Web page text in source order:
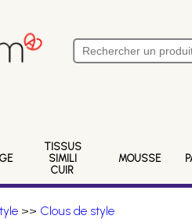
TISSUS
SIMILI
CUIR
MOUSSE
>> Clous de style